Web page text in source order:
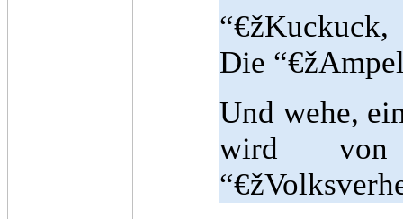
Die
Und wehe,
wird